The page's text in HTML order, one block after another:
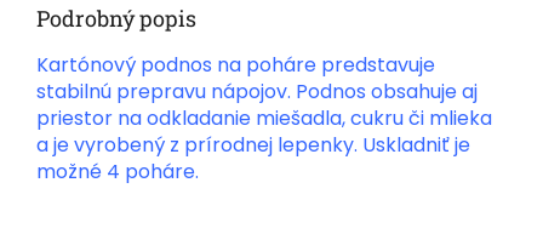
Podrobný popis
Kartónový podnos na poháre predstavuje
stabilnú prepravu nápojov. Podnos obsahuje aj
priestor na odkladanie miešadla, cukru či mlieka
a je vyrobený z prírodnej lepenky. Uskladniť je
možné 4 poháre.